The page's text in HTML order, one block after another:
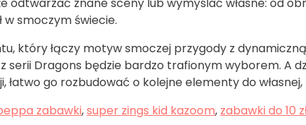
odtwarzać znane sceny lub wymyślać własne: od
smoczym świecie.
który łączy motyw smoczej przygody z
serii Dragons będzie bardzo trafionym wyborem. A
łatwo go rozbudować o kolejne elementy do
zabawki,super zings kid kazoom, zabawki do 10